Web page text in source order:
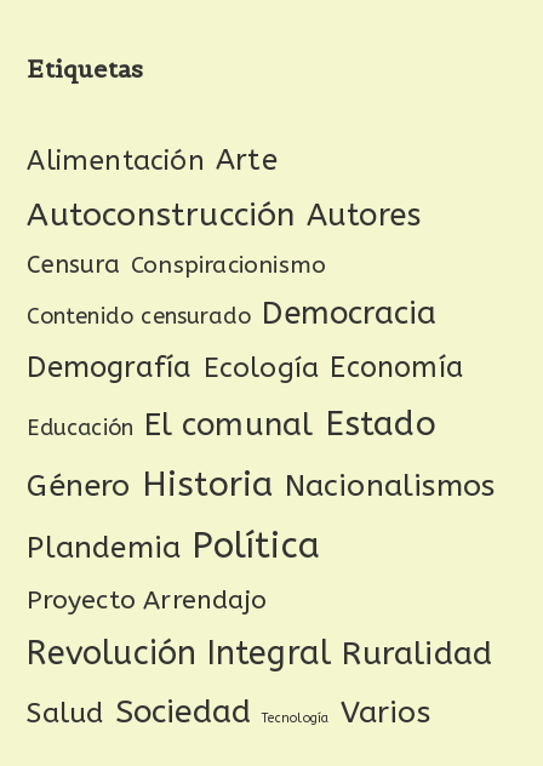
Etiquetas
Alimentación Arte
Autoconstrucción Autores
Censura Conspiracionismo
Contenido censurado Democracia
Demografía Ecología Economía
Educación El comunal Estado
Género Historia Nacionalismos
Plandemia Política
Proyecto Arrendajo
Revolución Integral Ruralidad
Salud Sociedad Tecnología Varios